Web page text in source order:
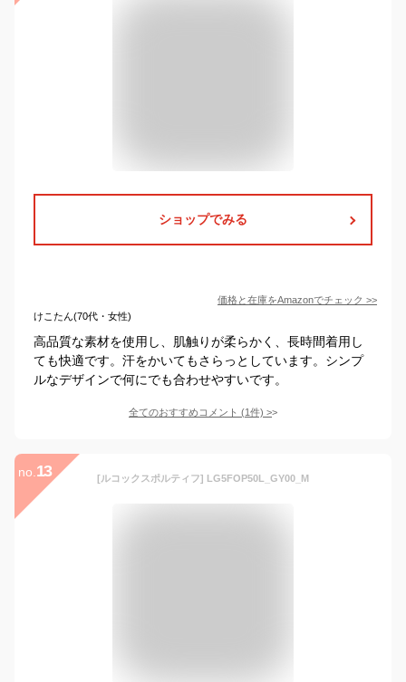
ショップでみる
価格と在庫をAmazonでチェック >>
けこたん(70代・女性)
高品質な素材を使用し、肌触りが柔らかく、長時間着用し
ても快適です。汗をかいてもさらっとしています。シンプ
ルなデザインで何にでも合わせやすいです。
全てのおすすめコメント (1件) >
no. 13 [ルコックスポルティフ] LG5FOP50L_GY00_M